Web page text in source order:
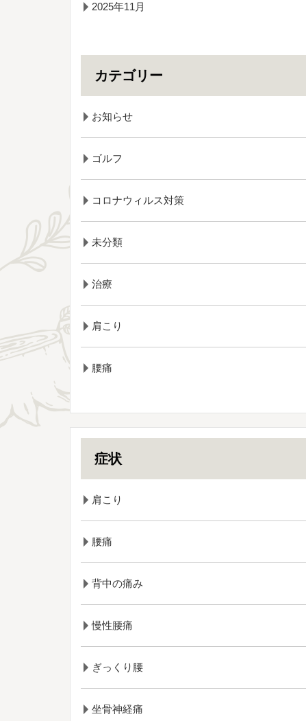
2025年11月
カテゴリー
お知らせ
ゴルフ
コロナウィルス対策
未分類
治療
肩こり
腰痛
症状
肩こり
腰痛
背中の痛み
慢性腰痛
ぎっくり腰
坐骨神経痛